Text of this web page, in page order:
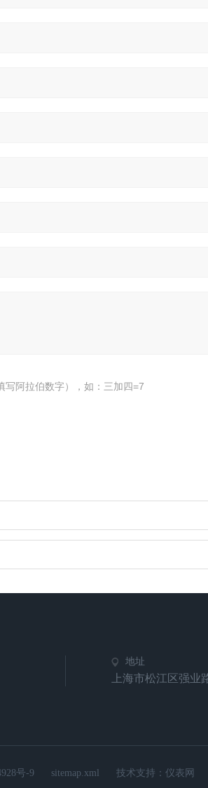
写阿拉伯数字），如：三加四=7
地址
上海市松江区强业
号-9 sitemap.xml 技术支持： 仪表网